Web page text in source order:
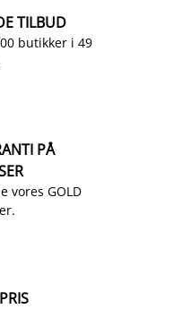
TILBUD
butikker i 49
PÅ
vores GOLD